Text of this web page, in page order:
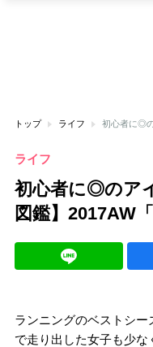
トップ ライフ
ライフ
初心者に◎のア
図鑑】2017AW
ランニングのベストシ
で走り出した女子も少な